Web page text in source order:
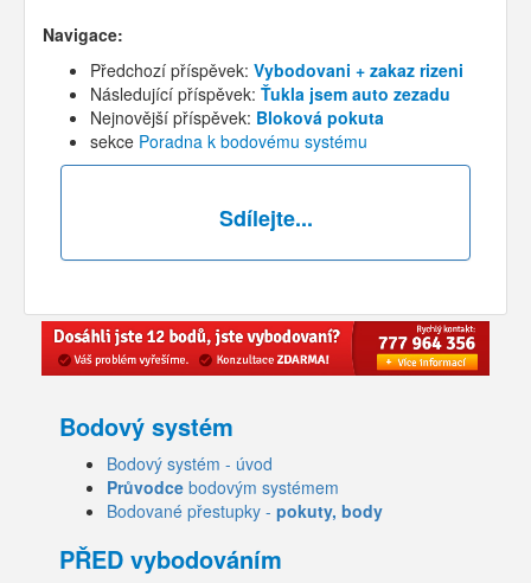
Navigace:
Předchozí příspěvek: Vybodovani + zakaz rizeni
Následující příspěvek: Ťukla jsem auto zezadu
Nejnovější příspěvek: Bloková pokuta
sekce Poradna k bodovému systému
Sdílejte...
Bodový systém
Bodový systém - úvod
Průvodce bodovým systémem
Bodované přestupky - pokuty, body
PŘED vybodováním